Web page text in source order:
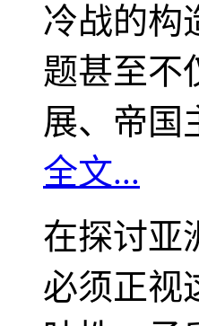
冷战的构
题甚至不
展、帝国
全文...
在探讨亚
必须正视